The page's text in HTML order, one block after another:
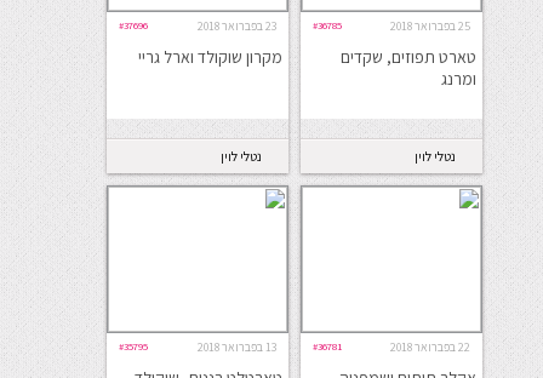
25 בפברואר 2018 #36785
טארט תפוזים, שקדים
ומרנג
נטלי לוין
23 בפברואר 2018 #37696
מקרון שוקולד וארל גריי
נטלי לוין
22 בפברואר 2018 #36781 13 בפברואר 2018 #35795